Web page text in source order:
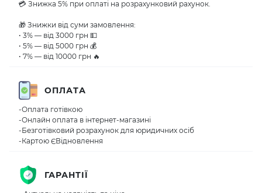
💳 Знижка 5% при оплаті на розрахунковий рахунок.
🎁 Знижки від суми замовлення:
• 3% — від 3000 грн 💵
• 5% — від 5000 грн 💰
• 7% — від 10000 грн 🔥
ОПЛАТА
-Оплата готівкою
-Онлайн оплата в інтернет-магазині
-Безготівковий розрахунок для юридичних осіб
-Картою ЄВідновлення
ГАРАНТІЇ